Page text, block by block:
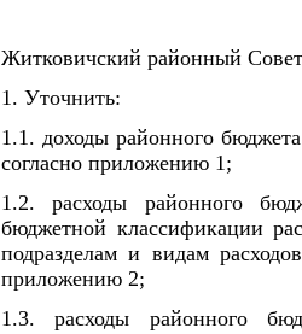
Житковичский районный
1. Уточнить:
1.1. доходы районного
согласно приложению 1;
1.2. расходы районного
бюджетной классификации
подразделам и видам
приложению 2;
1.3. расходы районного